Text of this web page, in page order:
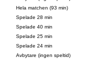
Hela matchen (93 min)
Spelade 28 min
Spelade 40 min
Spelade 25 min
Spelade 24 min
Avbytare (ingen speltid)